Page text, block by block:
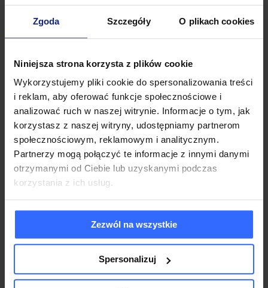
Zgoda Szczegóły O plikach cookies
Niniejsza strona korzysta z plików cookie
Wykorzystujemy pliki cookie do spersonalizowania treści
i reklam, aby oferować funkcje społecznościowe i
analizować ruch w naszej witrynie. Informacje o tym, jak
korzystasz z naszej witryny, udostępniamy partnerom
społecznościowym, reklamowym i analitycznym.
Partnerzy mogą połączyć te informacje z innymi danymi
otrzymanymi od Ciebie lub uzyskanymi podczas
korzystania z ich usług.
Zezwól na wszystkie
Spersonalizuj